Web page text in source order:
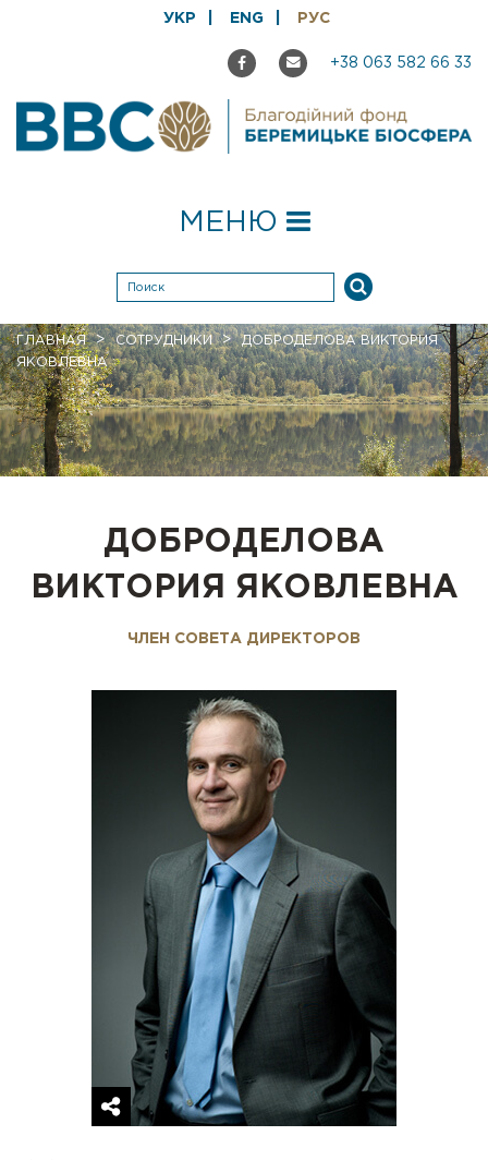
УКР ENG РУС
+38 063 582 66 33
МЕНЮ
ГЛАВНАЯ > СОТРУДНИКИ >
ДОБРОДЕЛОВА ВИКТОРИЯ
ЯКОВЛЕВНА
ДОБРОДЕЛОВА
ВИКТОРИЯ ЯКОВЛЕВНА
ЧЛЕН СОВЕТА ДИРЕКТОРОВ